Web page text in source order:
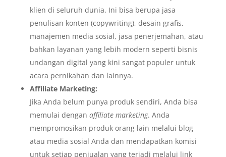
klien di seluruh dunia. Ini bisa berupa jasa
penulisan konten (copywriting), desain grafis,
manajemen media sosial, jasa penerjemahan, atau
bahkan layanan yang lebih modern seperti bisnis
undangan digital yang kini sangat populer untuk
acara pernikahan dan lainnya.
Affiliate Marketing:
Jika Anda belum punya produk sendiri, Anda bisa
memulai dengan affiliate marketing. Anda
mempromosikan produk orang lain melalui blog
atau media sosial Anda dan mendapatkan komisi
untuk setiap penjualan yang terjadi melalui link